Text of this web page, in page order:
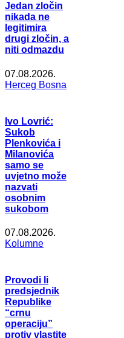
Jedan zločin
nikada ne
legitimira
drugi zločin, a
niti odmazdu
07.08.2026.
Herceg Bosna
Ivo Lovrić:
Sukob
Plenkovića i
Milanovića
samo se
uvjetno može
nazvati
osobnim
sukobom
07.08.2026.
Kolumne
Provodi li
predsjednik
Republike
“crnu
operaciju”
protiv vlastite